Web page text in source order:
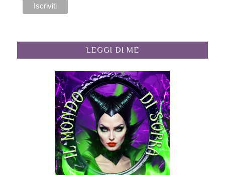
LEGGI DI ME